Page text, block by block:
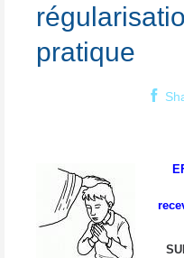
pratique